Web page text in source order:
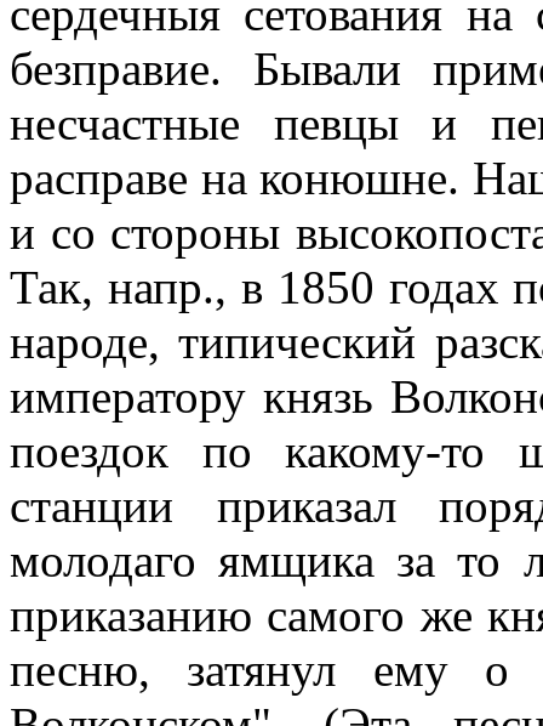
сердечныя сетования
безправие. Бывали
несчастные певцы и
расправе на конюшне.
и со стороны
Так, напр., в 1850 годах
народе, типический
императору князь
поездок по какому-то
станции приказал
молодаго ямщика за то
приказанию самого же
песню, затянул ему